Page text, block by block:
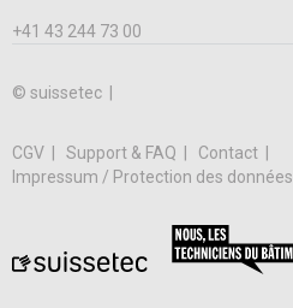
+41 43 244 73 00
© suissetec |
CGV Support & FAQ
Contact
Impressum / Protection des données